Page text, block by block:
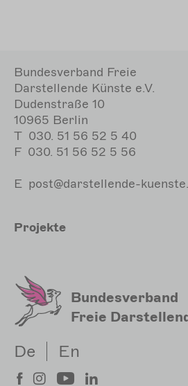
Bundesverband Freie
Darstellende Künste e.V.
Dudenstraße 10
10965 Berlin
T 030. 51 56 52 5 40
F 030. 51 56 52 5 56
E post@darstellende-
Hauptnavigation
Projekte
Bundesverband
Freie
De En